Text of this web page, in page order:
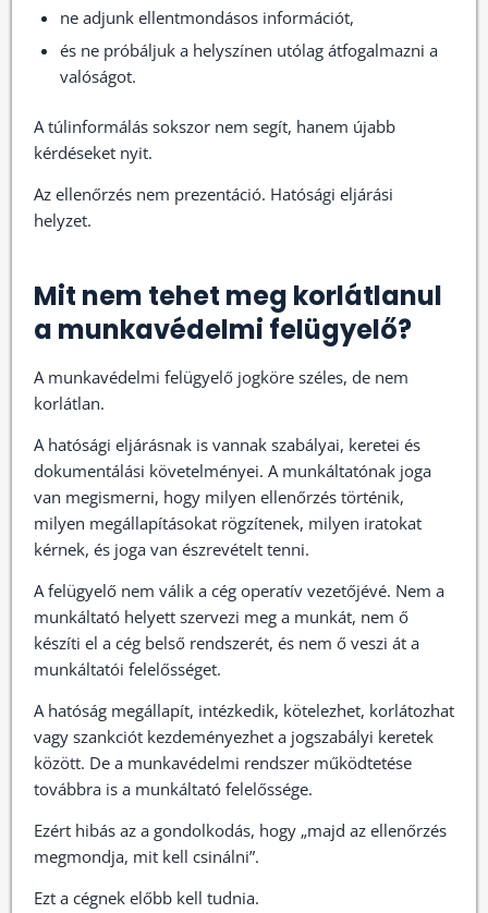
ne adjunk ellentmondásos információt,
és ne próbáljuk a helyszínen utólag átfogalmazni a
valóságot.
A túlinformálás sokszor nem segít, hanem újabb
kérdéseket nyit.
Az ellenőrzés nem prezentáció. Hatósági eljárási
helyzet.
Mit nem tehet meg korlátlanul
a munkavédelmi felügyelő?
A munkavédelmi felügyelő jogköre széles, de nem
korlátlan.
A hatósági eljárásnak is vannak szabályai, keretei és
dokumentálási követelményei. A munkáltatónak joga
van megismerni, hogy milyen ellenőrzés történik,
milyen megállapításokat rögzítenek, milyen iratokat
kérnek, és joga van észrevételt tenni.
A felügyelő nem válik a cég operatív vezetőjévé. Nem a
munkáltató helyett szervezi meg a munkát, nem ő
készíti el a cég belső rendszerét, és nem ő veszi át a
munkáltatói felelősséget.
A hatóság megállapít, intézkedik, kötelezhet, korlátozhat
vagy szankciót kezdeményezhet a jogszabályi keretek
között. De a munkavédelmi rendszer működtetése
továbbra is a munkáltató felelőssége.
Ezért hibás az a gondolkodás, hogy „majd az ellenőrzés
megmondja, mit kell csinálni”.
Ezt a cégnek előbb kell tudnia.